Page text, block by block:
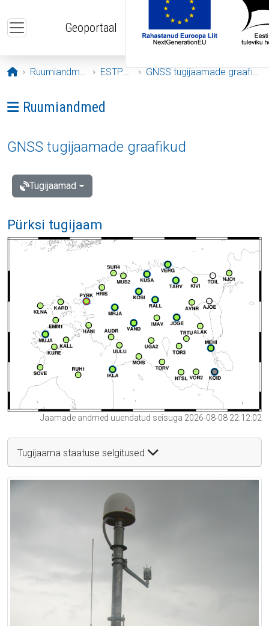
Geoportaal
Avaleht
Ruumiandmed ESTPOS GNSS tugijaamade graafikud
Ava menüü: Ruumiandmed
Ruumiandmed
GNSS tugijaamade graafikud
Tugijaamad
Pürksi tugijaam
Jaamade andmed uuendatud seisuga 2026-08-08 22:12:02
Tugijaama staatuse selgitused